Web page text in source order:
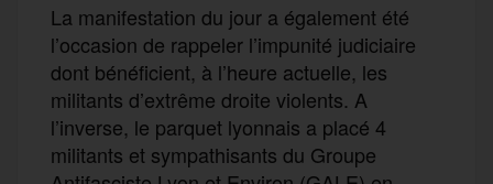
La manifestation du jour a également été
l’occasion de rappeler l’impunité judiciaire
dont bénéficient, à l’heure actuelle, les
militants d’extrême droite violents. A
l’inverse, le parquet lyonnais a placé 4
militants et sympathisants du Groupe